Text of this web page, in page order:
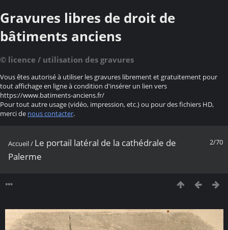
Gravures libres de droit de
bâtiments anciens
© licence / utilisation des gravures
Vous êtes autorisé à utiliser les gravures librement et gratuitement pour
tout affichage en ligne à condition d'insérer un lien vers
https://www.batiments-anciens.fr/
Pour tout autre usage (vidéo, impression, etc.) ou pour des fichiers HD,
merci de nous contacter.
2/70
Accueil/ Le portail latéral de la cathédrale de
Palerme